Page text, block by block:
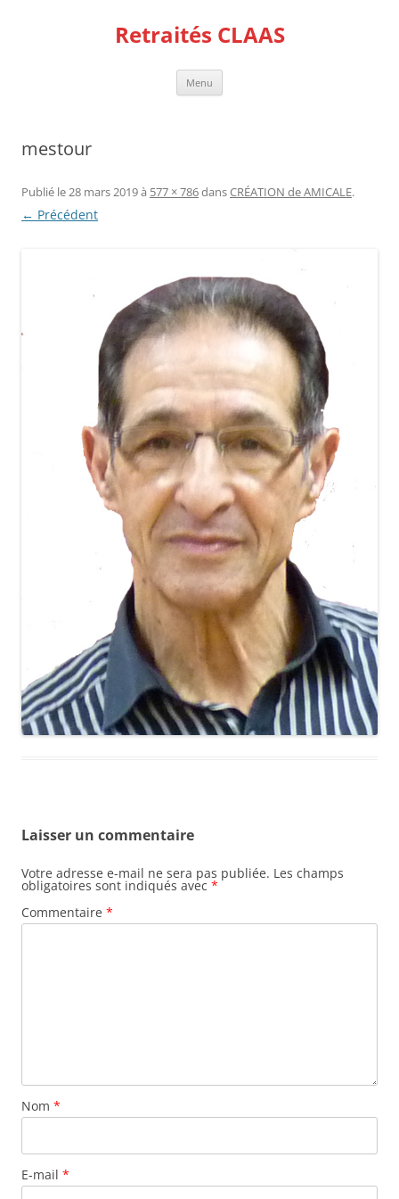
Retraités CLAAS
Menu
mestour
Publié le28 mars 2019à 577 × 786dansCRÉATION de AMICALE.
← Précédent
Laisser un commentaire
Votre adresse e-mail ne sera pas publiée. Les champs
obligatoires sont indiqués avec *
Commentaire *
Nom *
E-mail *